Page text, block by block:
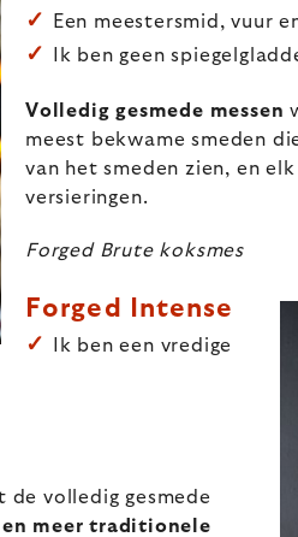
✓ Een meestersmid, vuur
✓ Ik ben geen
Volledig gesmede messen
meest bekwame smeden
van het smeden zien, en
versieringen.
Forged Brute koksmes
Forged Intense
✓
Ik ben een vredige
volledig gesmede
meer traditionele